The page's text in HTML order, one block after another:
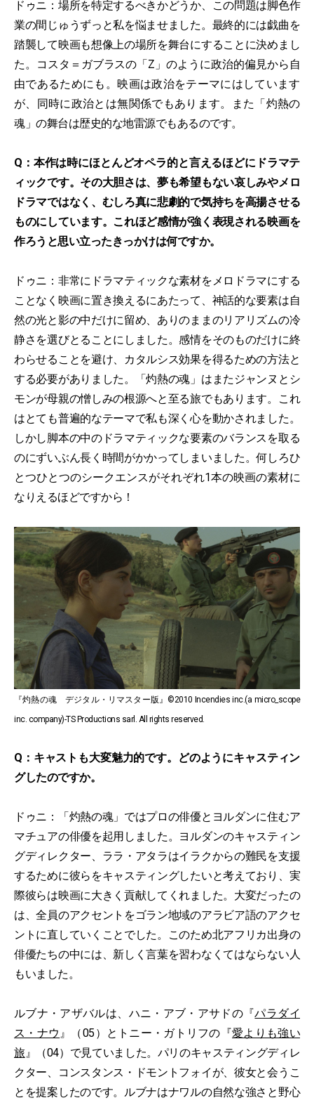
ドゥニ：場所を特定するべきかどうか、この問題は脚色作
業の間じゅうずっと私を悩ませました。最終的には戯曲を
踏襲して映画も想像上の場所を舞台にすることに決めまし
た。コスタ＝ガブラスの「Z」のように政治的偏見から自
由であるためにも。映画は政治をテーマにはしています
が、同時に政治とは無関係でもあります。また「灼熱の
魂」の舞台は歴史的な地雷源でもあるのです。
Q：本作は時にほとんどオペラ的と言えるほどにドラマテ
ィックです。その大胆さは、夢も希望もない哀しみやメロ
ドラマではなく、むしろ真に悲劇的で気持ちを高揚させる
ものにしています。これほど感情が強く表現される映画を
作ろうと思い立ったきっかけは何ですか。
ドゥニ：非常にドラマティックな素材をメロドラマにする
ことなく映画に置き換えるにあたって、神話的な要素は自
然の光と影の中だけに留め、ありのままのリアリズムの冷
静さを選びとることにしました。感情をそのものだけに終
わらせることを避け、カタルシス効果を得るための方法と
する必要がありました。「灼熱の魂」はまたジャンヌとシ
モンが母親の憎しみの根源へと至る旅でもあります。これ
はとても普遍的なテーマで私も深く心を動かされました。
しかし脚本の中のドラマティックな要素のバランスを取る
のにずいぶん長く時間がかかってしまいました。何しろひ
とつひとつのシークエンスがそれぞれ1本の映画の素材に
なりえるほどですから！
『灼熱の魂 デジタル・リマスター版』©2010 Incendies inc.(a micro_scope
inc. company)-TS Productions sarl. All rights reserved.
Q：キャストも大変魅力的です。どのようにキャスティン
グしたのですか。
ドゥニ：「灼熱の魂」ではプロの俳優とヨルダンに住むア
マチュアの俳優を起用しました。ヨルダンのキャスティン
グディレクター、ララ・アタラはイラクからの難民を支援
するために彼らをキャスティングしたいと考えており、実
際彼らは映画に大きく貢献してくれました。大変だったの
は、全員のアクセントをゴラン地域のアラビア語のアクセ
ントに直していくことでした。このため北アフリカ出身の
俳優たちの中には、新しく言葉を習わなくてはならない人
もいました。
ルブナ・アザバルは、ハニ・アブ・アサドの『パラダイ
ス・ナウ 』（05）とトニー・ガトリフの『愛よりも強い
旅 』（04）で見ていました。パリのキャスティングディレ
クター、コンスタンス・ドモントフォイが、彼女と会うこ
とを提案したのです。ルブナはナワルの自然な強さと野心